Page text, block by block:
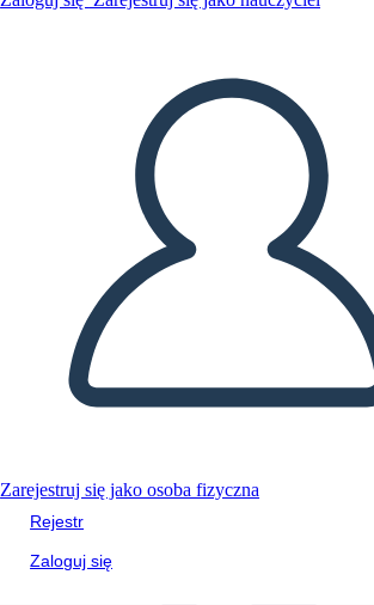
Zarejestruj się jako osoba fizyczna
Rejestr
Zaloguj się
ODTWARZANIE POKAZU SLAJDÓW
PRZECZYTAJ MI